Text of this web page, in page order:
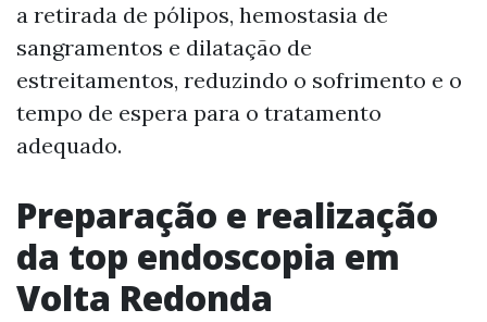
a retirada de pólipos, hemostasia de
sangramentos e dilatação de
estreitamentos, reduzindo o sofrimento e o
tempo de espera para o tratamento
adequado.
Preparação e realização
da top endoscopia em
Volta Redonda